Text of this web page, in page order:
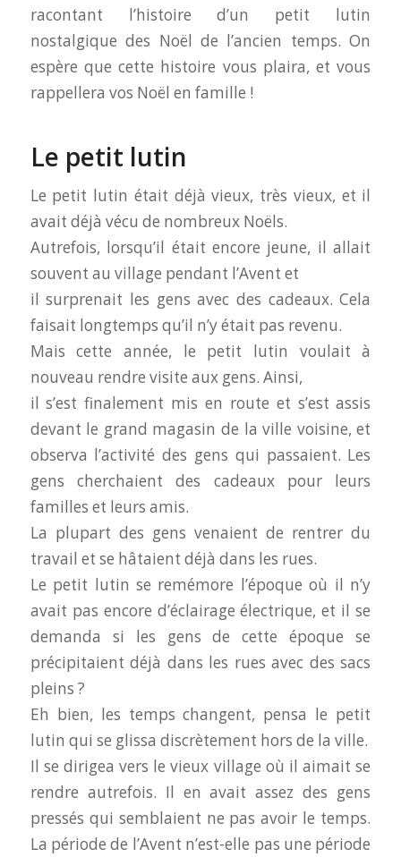
racontant l’histoire d’un petit lutin
nostalgique des Noël de l’ancien temps. On
espère que cette histoire vous plaira, et vous
rappellera vos Noël en famille !
Le petit lutin
Le petit lutin était déjà vieux, très vieux, et il
avait déjà vécu de nombreux Noëls.
Autrefois, lorsqu’il était encore jeune, il allait
souvent au village pendant l’Avent et
il surprenait les gens avec des cadeaux. Cela
faisait longtemps qu’il n’y était pas revenu.
Mais cette année, le petit lutin voulait à
nouveau rendre visite aux gens. Ainsi,
il s’est finalement mis en route et s’est assis
devant le grand magasin de la ville voisine, et
observa l’activité des gens qui passaient. Les
gens cherchaient des cadeaux pour leurs
familles et leurs amis.
La plupart des gens venaient de rentrer du
travail et se hâtaient déjà dans les rues.
Le petit lutin se remémore l’époque où il n’y
avait pas encore d’éclairage électrique, et il se
demanda si les gens de cette époque se
précipitaient déjà dans les rues avec des sacs
pleins ?
Eh bien, les temps changent, pensa le petit
lutin qui se glissa discrètement hors de la ville.
Il se dirigea vers le vieux village où il aimait se
rendre autrefois. Il en avait assez des gens
pressés qui semblaient ne pas avoir le temps.
La période de l’Avent n’est-elle pas une période